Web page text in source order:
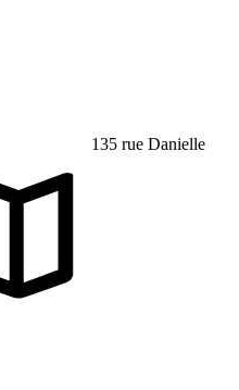
135 rue Danielle